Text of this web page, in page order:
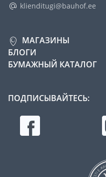
klienditugi@bauhof.ee
МАГАЗИНЫ
БЛОГИ
БУМАЖНЫЙ КАТАЛОГ
ПОДПИСЫВАЙТЕСЬ: